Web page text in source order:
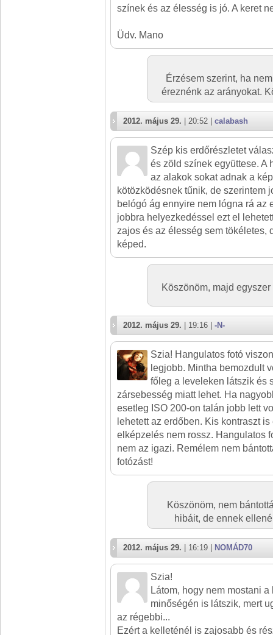
színek és az élesség is jó. A keret
Üdv. Mano
Érzésem szerint, ha
éreznénk az arányokat.
2012. május 29. | 20:52 | calabash
Szép kis erdőrészletet
és zöld színek együttese. A
az alakok sokat adnak a
kötözködésnek tűnik, de szerintem
belógó ág ennyire nem lógna rá az
jobbra helyezkedéssel ezt el
zajos és az élesség sem tökéletes,
képed.
Köszönöm, majd
2012. május 29. | 19:16 | -N-
Szia! Hangulatos fotó
legjobb. Mintha bemozdult
főleg a leveleken látszik és
zársebesség miatt lehet. Ha
esetleg ISO 200-on talán jobb lett
lehetett az erdőben. Kis kontraszt
elképzelés nem rossz. Hangulatos
nem az igazi. Remélem nem
fotózást!
Köszönöm, nem
hibáit, de ennek
2012. május 29. | 16:19 | NOMÁD70
Szia!
Látom, hogy nem mostani
minőségén is látszik, mert
az régebbi...
Ezért a kelleténél is zajosabb és